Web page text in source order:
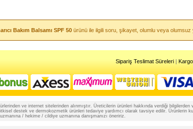
Bakım Balsamı SPF 50 ürünü ile ilgili soru, şikayet, olumlu veya olumsuz
Sipariş Teslimat Süreleri |
ve internet sitelerinden alınmıştır. Üreticilerin ürünleri hakkında verdiği
destek ve dermokozmetik ürünleri tedaviye yardımcı olarak tavsiye edilir. Ürünlerin
uzmanına / hekime / cildiye uzmanına danışmanızı öneririz.